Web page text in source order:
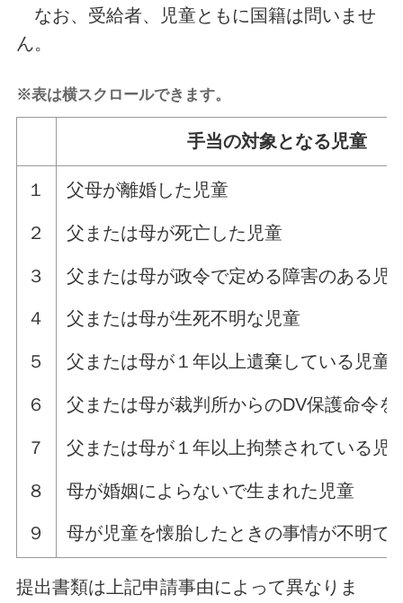
なお、受給者、児童ともに国籍は問いませ
ん。
※表は横スクロールできます。
手当の対象となる児童
１
２
３
４
５
６
７
８
９
父母が離婚した児童
父または母が死亡した児童
父または母が政令で定める障害のある児
父または母が生死不明な児童
父または母が１年以上遺棄している児童
父または母が裁判所からのDV保護命令を
父または母が１年以上拘禁されている児
母が婚姻によらないで生まれた児童
母が児童を懐胎したときの事情が不明で
提出書類は上記申請事由によって異なりま